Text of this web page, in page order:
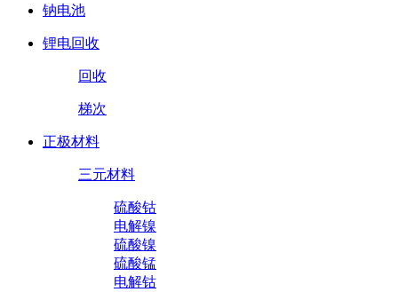
钠电池
锂电回收
回收
梯次
正极材料
三元材料
硫酸钴
电解镍
硫酸镍
硫酸锰
电解钴